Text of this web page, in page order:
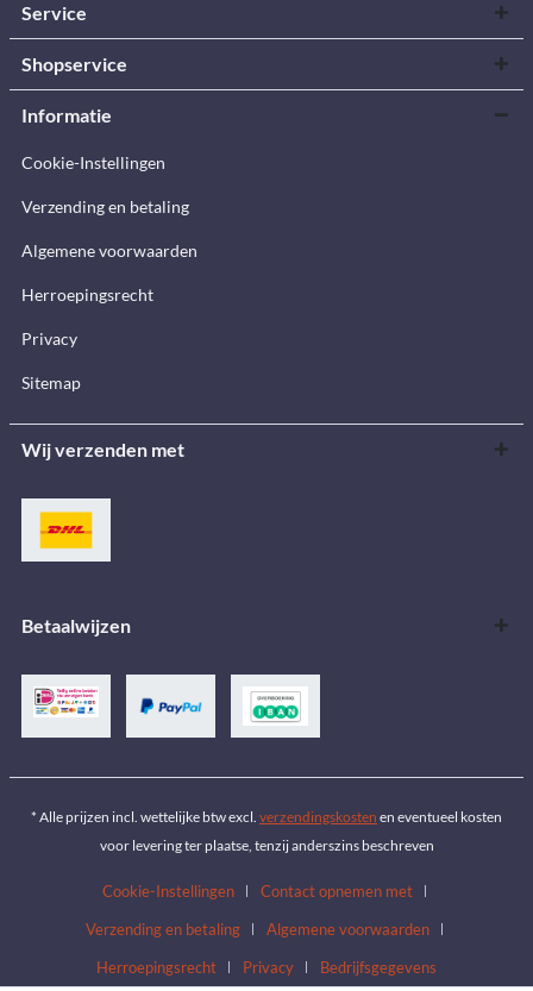
Service
Shopservice
Informatie
Cookie-Instellingen
Verzending en betaling
Algemene voorwaarden
Herroepingsrecht
Privacy
Sitemap
Wij verzenden met
Betaalwijzen
* Alle prijzen incl. wettelijke btw excl. verzendingskosten en eventueel kosten
voor levering ter plaatse, tenzij anderszins beschreven
Cookie-Instellingen
Contact opnemen met
Verzending en betaling
Algemene voorwaarden
Herroepingsrecht
Privacy Bedrijfsgegevens